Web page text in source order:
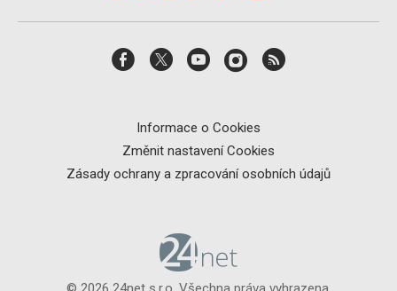
Informace o Cookies
Změnit nastavení Cookies
Zásady ochrany a zpracování osobních údajů